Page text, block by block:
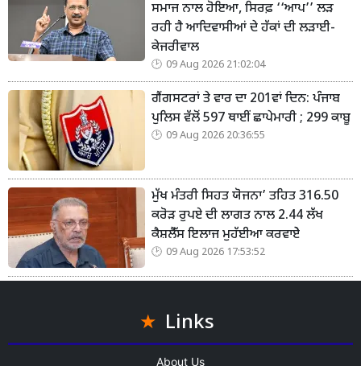
ਸਮਾਜ ਨਾਲ ਹੋਇਆ, ਸਿਰਫ਼ ‘‘ਆਪ’’ ਲੜ
ਰਹੀ ਹੈ ਆਦਿਵਾਸੀਆਂ ਦੇ ਹੱਕਾਂ ਦੀ ਲੜਾਈ-
ਕੇਜਰੀਵਾਲ
09 Aug 2026 21:02:04
ਗੈਂਗਸਟਰਾਂ ਤੇ ਵਾਰ ਦਾ 201ਵਾਂ ਦਿਨ: ਪੰਜਾਬ
ਪੁਲਿਸ ਵੱਲੋਂ 597 ਥਾਈਂ ਛਾਪੇਮਾਰੀ ; 299 ਕਾਬੂ
09 Aug 2026 20:36:55
ਮੁੱਖ ਮੰਤਰੀ ਸਿਹਤ ਯੋਜਨਾ’ ਤਹਿਤ 316.50
ਕਰੋੜ ਰੁਪਏ ਦੀ ਲਾਗਤ ਨਾਲ 2.44 ਲੱਖ
ਕੈਸ਼ਲੈੱਸ ਇਲਾਜ ਮੁਹੱਈਆ ਕਰਵਾਏੇ
09 Aug 2026 17:53:52
Links
About Us